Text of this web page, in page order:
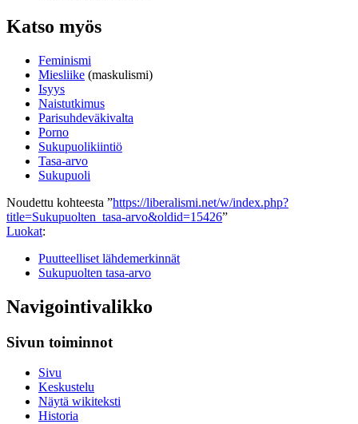
Katso myös
Feminismi
Miesliike (maskulismi)
Isyys
Naistutkimus
Parisuhdeväkivalta
Porno
Sukupuolikiintiö
Tasa-arvo
Sukupuoli
Noudettu kohteesta ”https://liberalismi.net/w/index.php?
title=Sukupuolten_tasa-arvo&oldid=15426”
Luokat:
Puutteelliset lähdemerkinnät
Sukupuolten tasa-arvo
Navigointivalikko
Sivun toiminnot
Sivu
Keskustelu
Näytä wikiteksti
Historia